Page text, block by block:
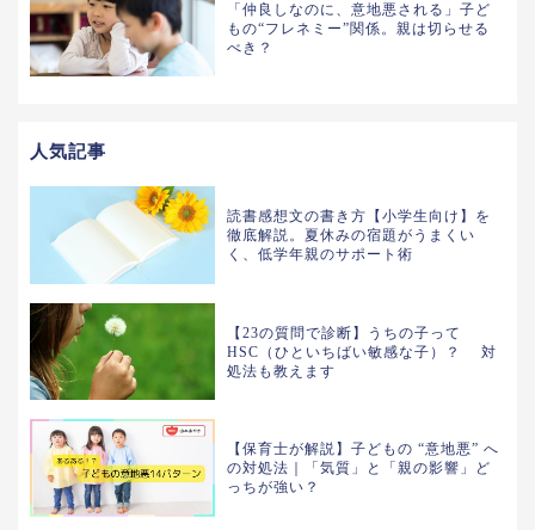
「仲良しなのに、意地悪される」子ど
もの“フレネミー”関係。親は切らせる
べき？
人気記事
読書感想文の書き方【小学生向け】を
徹底解説。夏休みの宿題がうまくい
く、低学年親のサポート術
【23の質問で診断】うちの子って
HSC（ひといちばい敏感な子）？ 対
処法も教えます
【保育士が解説】子どもの “意地悪” へ
の対処法｜「気質」と「親の影響」ど
っちが強い？